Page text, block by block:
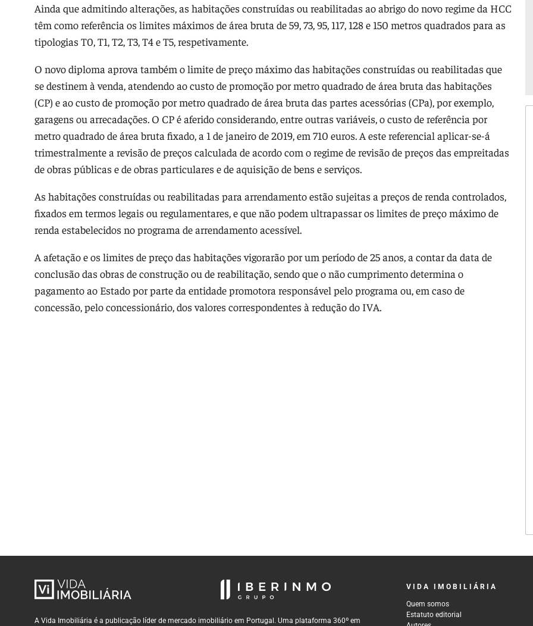
Ainda que admitindo alterações, as habitações construídas ou reabilitadas ao abrigo do novo regime da HCC
têm como referência os limites máximos de área bruta de 59, 73, 95, 117, 128 e 150 metros quadrados para as
tipologias T0, T1, T2, T3, T4 e T5, respetivamente.
O novo diploma aprova também o limite de preço máximo das habitações construídas ou reabilitadas que
se destinem à venda, atendendo ao custo de promoção por metro quadrado de área bruta das habitações
(CP) e ao custo de promoção por metro quadrado de área bruta das partes acessórias (CPa), por exemplo,
garagens ou arrecadações. O CP é aferido considerando, entre outras variáveis, o custo de referência por
metro quadrado de área bruta fixado, a 1 de janeiro de 2019, em 710 euros. A este referencial aplicar-se-á
trimestralmente a revisão de preços calculada de acordo com o regime de revisão de preços das empreitadas
de obras públicas e de obras particulares e de aquisição de bens e serviços.
As habitações construídas ou reabilitadas para arrendamento estão sujeitas a preços de renda controlados,
fixados em termos legais ou regulamentares, e que não podem ultrapassar os limites de preço máximo de
renda estabelecidos no programa de arrendamento acessível.
A afetação e os limites de preço das habitações vigorarão por um período de 25 anos, a contar da data de
conclusão das obras de construção ou de reabilitação, sendo que o não cumprimento determina o
pagamento ao Estado por parte da entidade promotora responsável pelo programa ou, em caso de
concessão, pelo concessionário, dos valores correspondentes à redução do IVA.
A Vida Imobiliária é a publicação líder de mercado imobiliário em Portugal. Uma plataforma 360º em
VIDA IMOBILIÁRIA
Quem somos
Estatuto editorial